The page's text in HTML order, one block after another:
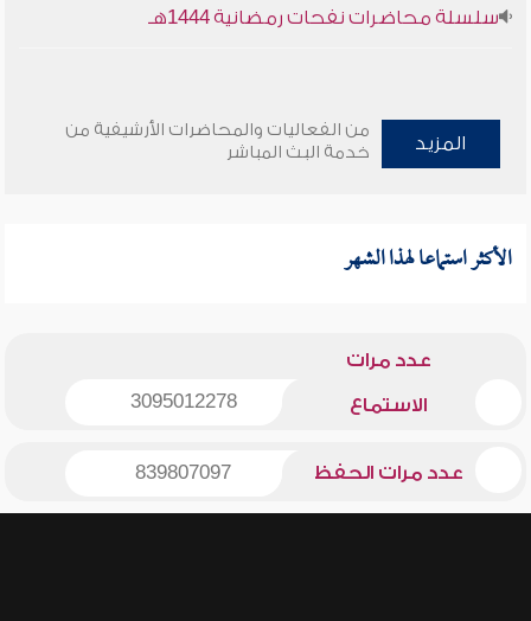
سلسلة محاضرات نفحات رمضانية 1444هـ
المزيد
من الفعاليات والمحاضرات الأرشيفية من
خدمة البث المباشر
الأكثر استماعا لهذا الشهر
عدد مرات
الاستماع 3095012278
عدد مرات الحفظ 839807097